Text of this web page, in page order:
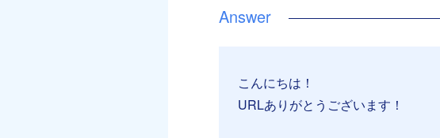
こんにちは！
URLありがとうございます！